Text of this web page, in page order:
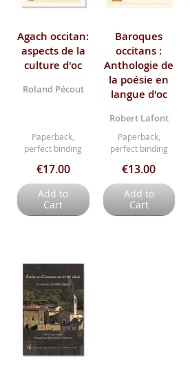
Agach occitan:
aspects de la
culture d'oc
Roland Pécout
Paperback,
perfect binding
€17.00
Add to
Cart
Baroques
occitans :
Anthologie de
la poésie en
langue d'oc
Robert Lafont
Paperback,
perfect binding
€13.00
Add to
Cart